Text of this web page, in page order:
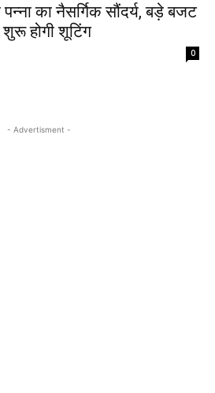
का नैसर्गिक सौंदर्य, बड़े बजट
होगी शूटिंग
0
- Advertisment -